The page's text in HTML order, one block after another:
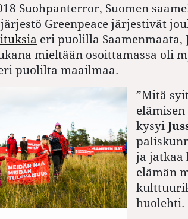
Suohpanterror, Suomen
Greenpeace järjestivät
eri puolilla
mieltään osoittamassa oli
puolilta maailmaa.
”Mitä
kysyi
ja jatkaa
elämän
huolehti.